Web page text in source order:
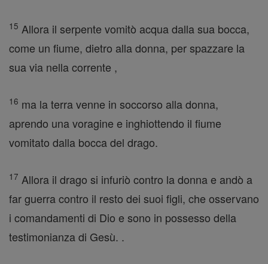
15 Allora il serpente vomitò acqua dalla sua bocca,
come un fiume, dietro alla donna, per spazzare la
sua via nella corrente ,
16 ma la terra venne in soccorso alla donna,
aprendo una voragine e inghiottendo il fiume
vomitato dalla bocca del drago.
17 Allora il drago si infuriò contro la donna e andò a
far guerra contro il resto dei suoi figli, che osservano
i comandamenti di Dio e sono in possesso della
testimonianza di Gesù. .